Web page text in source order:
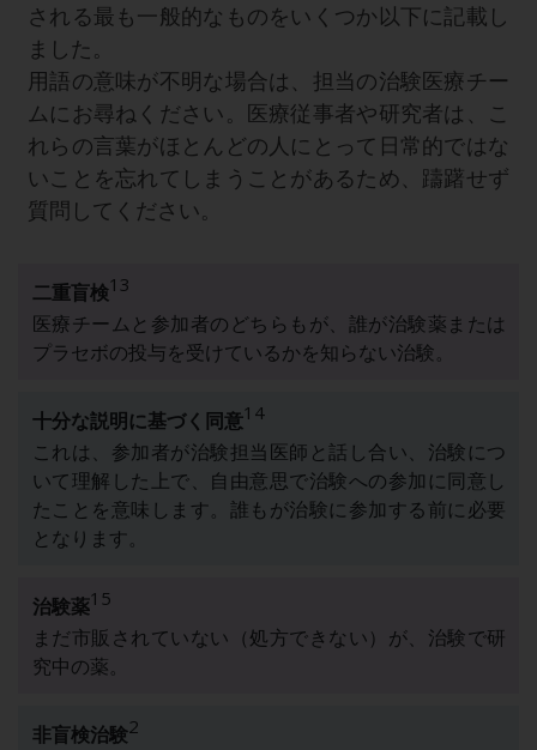
される最も一般的なものをいくつか以下に記載し
ました。
用語の意味が不明な場合は、担当の治験医療チー
ムにお尋ねください。医療従事者や研究者は、こ
れらの言葉がほとんどの人にとって日常的ではな
いことを忘れてしまうことがあるため、躊躇せず
質問してください。
二重盲検13
医療チームと参加者のどちらもが、誰が治験薬または
プラセボの投与を受けているかを知らない治験。
十分な説明に基づく同意14
これは、参加者が治験担当医師と話し合い、治験につ
いて理解した上で、自由意思で治験への参加に同意し
たことを意味します。誰もが治験に参加する前に必要
となります。
治験薬15
まだ市販されていない（処方できない）が、治験で研
究中の薬。
非盲検治験2